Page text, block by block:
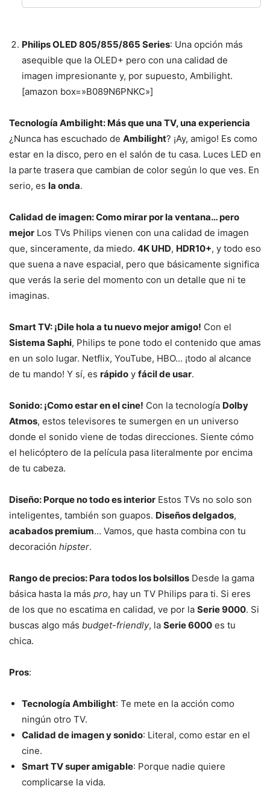
Philips OLED 805/855/865 Series: Una opción más
asequible que la OLED+ pero con una calidad de
imagen impresionante y, por supuesto, Ambilight.
[amazon box=»B089N6PNKC»]
Tecnología Ambilight: Más que una TV, una experiencia
¿Nunca has escuchado de Ambilight? ¡Ay, amigo! Es como
estar en la disco, pero en el salón de tu casa. Luces LED en
la parte trasera que cambian de color según lo que ves. En
serio, es la onda.
Calidad de imagen: Como mirar por la ventana… pero
mejor Los TVs Philips vienen con una calidad de imagen
que, sinceramente, da miedo. 4K UHD, HDR10+, y todo eso
que suena a nave espacial, pero que básicamente significa
que verás la serie del momento con un detalle que ni te
imaginas.
Smart TV: ¡Dile hola a tu nuevo mejor amigo! Con el
Sistema Saphi, Philips te pone todo el contenido que amas
en un solo lugar. Netflix, YouTube, HBO… ¡todo al alcance
de tu mando! Y sí, es rápido y fácil de usar.
Sonido: ¡Como estar en el cine! Con la tecnología Dolby
Atmos, estos televisores te sumergen en un universo
donde el sonido viene de todas direcciones. Siente cómo
el helicóptero de la película pasa literalmente por encima
de tu cabeza.
Diseño: Porque no todo es interior Estos TVs no solo son
inteligentes, también son guapos. Diseños delgados,
acabados premium… Vamos, que hasta combina con tu
decoración hipster.
Rango de precios: Para todos los bolsillos Desde la gama
básica hasta la más pro, hay un TV Philips para ti. Si eres
de los que no escatima en calidad, ve por la Serie 9000. Si
buscas algo más budget-friendly, la Serie 6000 es tu
chica.
Pros:
Tecnología Ambilight: Te mete en la acción como
ningún otro TV.
Calidad de imagen y sonido: Literal, como estar en el
cine.
Smart TV super amigable: Porque nadie quiere
complicarse la vida.